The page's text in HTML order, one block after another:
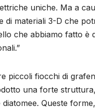
uniche. Ma a
materiali 3-D che
che abbiamo fatto
piccoli fiocchi di
una forte
Queste